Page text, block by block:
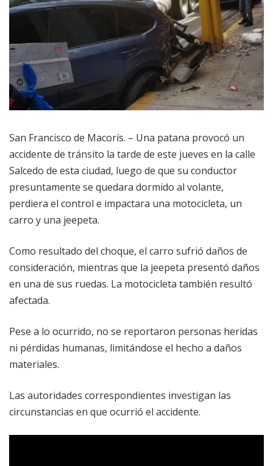
San Francisco de Macorís. – Una patana provocó un
accidente de tránsito la tarde de este jueves en la calle
Salcedo de esta ciudad, luego de que su conductor
presuntamente se quedara dormido al volante,
perdiera el control e impactara una motocicleta, un
carro y una jeepeta.
Como resultado del choque, el carro sufrió daños de
consideración, mientras que la jeepeta presentó daños
en una de sus ruedas. La motocicleta también resultó
afectada.
Pese a lo ocurrido, no se reportaron personas heridas
ni pérdidas humanas, limitándose el hecho a daños
materiales.
Las autoridades correspondientes investigan las
circunstancias en que ocurrió el accidente.